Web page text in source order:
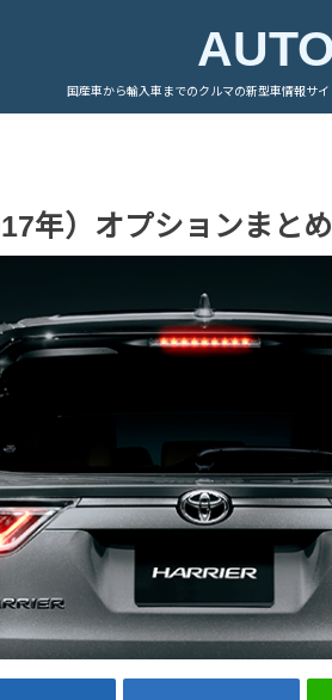
国産車から輸入車までのクルマの新型車情報サ
年）オプションまとめ